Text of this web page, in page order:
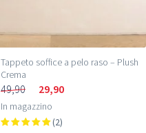
Tappeto soffice a pelo raso – Plush
Crema
49,90 29,90
In magazzino
(2)